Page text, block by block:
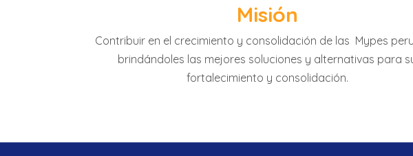
Misión
Contribuir en el crecimiento y consolidación de las Mypes
brindándoles las mejores soluciones y alternativas para
fortalecimiento y consolidación.